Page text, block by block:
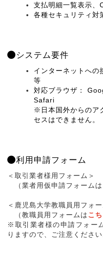
支払明細一覧表示、
各種セキュリティ対
システム要件
インターネットへの
等
対応ブラウザ：
Safari
※日本国外からのア
セスはできません。
利用申請フォーム
＜取引業者様用フォーム＞
（業者用仮申請フォームは
＜鹿児島大学教職員用フォー
（教職員用フォームはこ
※取引業者様の申請フォー
りますので、ご注意ください